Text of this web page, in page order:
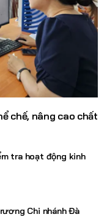
chế, nâng cao chất
tra hoạt động kinh
Chi nhánh Đà